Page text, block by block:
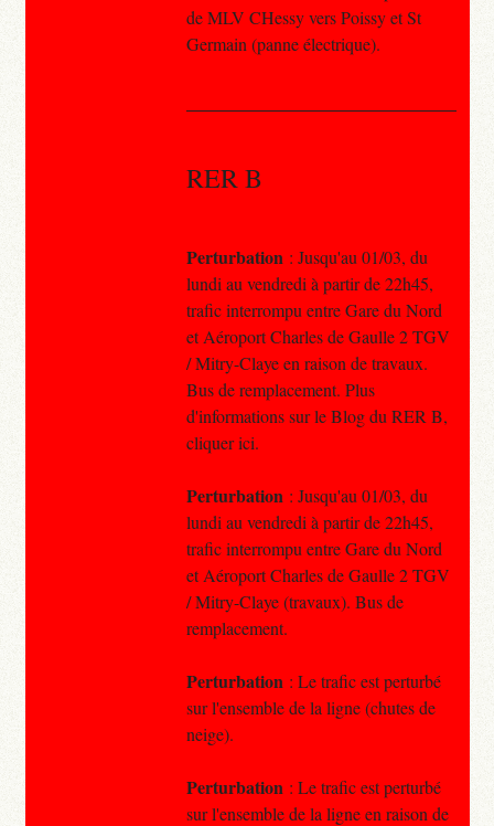
de MLV CHessy vers Poissy et St
Germain (panne électrique).
RER B
Perturbation : Jusqu'au 01/03, du
lundi au vendredi à partir de 22h45,
trafic interrompu entre Gare du Nord
et Aéroport Charles de Gaulle 2 TGV
/ Mitry-Claye en raison de travaux.
Bus de remplacement. Plus
d'informations sur le Blog du RER B,
cliquer ici.
Perturbation : Jusqu'au 01/03, du
lundi au vendredi à partir de 22h45,
trafic interrompu entre Gare du Nord
et Aéroport Charles de Gaulle 2 TGV
/ Mitry-Claye (travaux). Bus de
remplacement.
Perturbation : Le trafic est perturbé
sur l'ensemble de la ligne (chutes de
neige).
Perturbation : Le trafic est perturbé
sur l'ensemble de la ligne en raison de